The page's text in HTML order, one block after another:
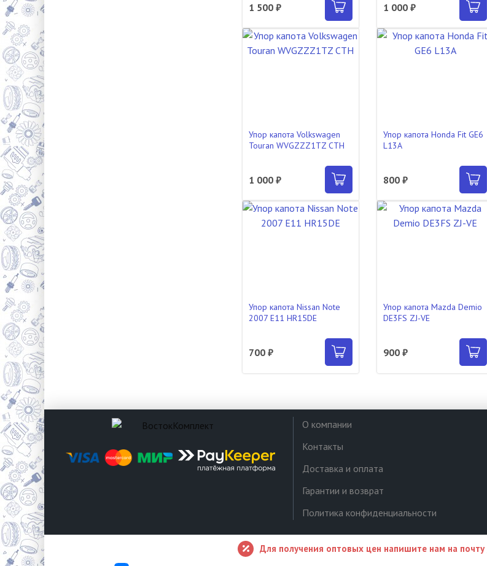
1 500 ₽ 1 000 ₽
Упор капота Volkswagen
Touran WVGZZZ1TZ CTH
1 000 ₽
Упор капота Honda Fit GE6
L13A
800 ₽
Упор капота Nissan Note
2007 E11 HR15DE
700 ₽
Упор капота Mazda Demio
DE3FS ZJ-VE
900 ₽
О компании
Контакты
Доставка и оплата
Гарантии и возврат
Политика конфиденциальности
Для получения оптовых цен напишите нам на почту